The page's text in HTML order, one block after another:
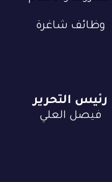
وظائف شاغرة
رئيس التحرير
فيصل العلي